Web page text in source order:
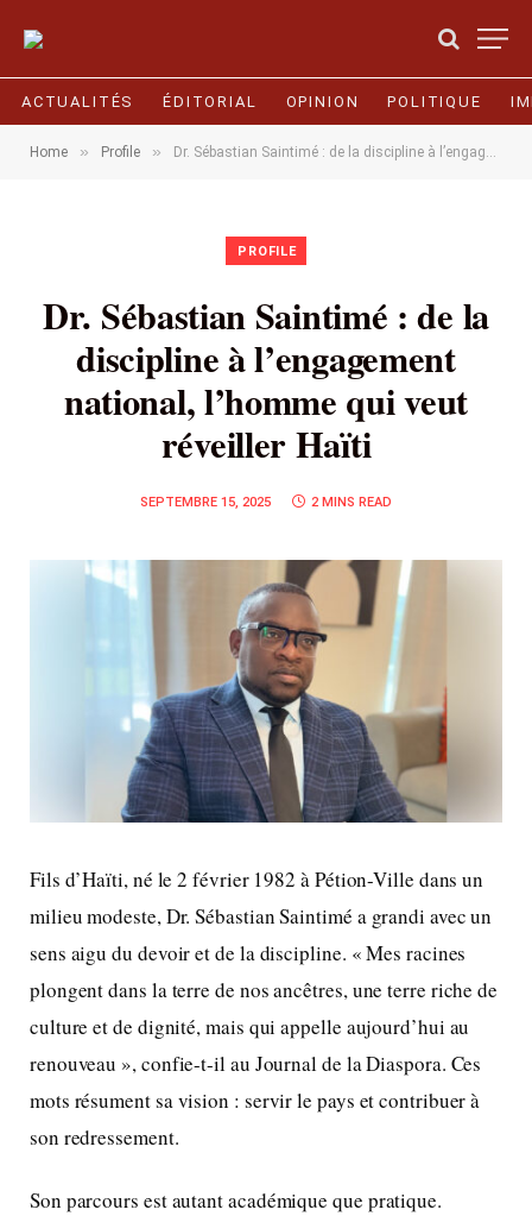
ACTUALITÉS ÉDITORIAL OPINION POLITIQUE
Home » Profile » Dr. Sébastian Saintimé : de la discipline à l’engagement national, l’homme qui veut réveiller Haïti
PROFILE
Dr. Sébastian Saintimé : de la
discipline à l’engagement
national, l’homme qui veut
réveiller Haïti
SEPTEMBRE 15, 2025 2 MINS READ
Fils d’Haïti, né le 2 février 1982 à Pétion-Ville dans un
milieu modeste, Dr. Sébastian Saintimé a grandi avec un
sens aigu du devoir et de la discipline. « Mes racines
plongent dans la terre de nos ancêtres, une terre riche de
culture et de dignité, mais qui appelle aujourd’hui au
renouveau », confie-t-il au Journal de la Diaspora. Ces
mots résument sa vision : servir le pays et contribuer à
son redressement.
Son parcours est autant académique que pratique.